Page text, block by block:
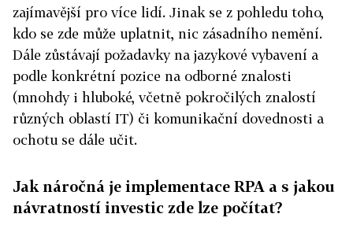
zajímavější pro více lidí. Jinak se z pohledu toho,
kdo se zde může uplatnit, nic zásadního nemění.
Dále zůstávají požadavky na jazykové vybavení a
podle konkrétní pozice na odborné znalosti
(mnohdy i hluboké, včetně pokročilých znalostí
různých oblastí IT) či komunikační dovednosti a
ochotu se dále učit.
Jak náročná je implementace RPA a s jakou
návratností investic zde lze počítat?